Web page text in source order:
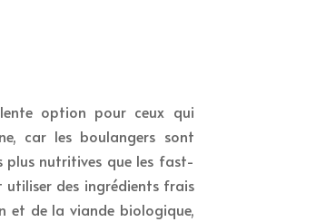
option pour ceux qui
car les boulangers sont
plus nutritives que les fast-
utiliser des ingrédients frais
et de la viande biologique,